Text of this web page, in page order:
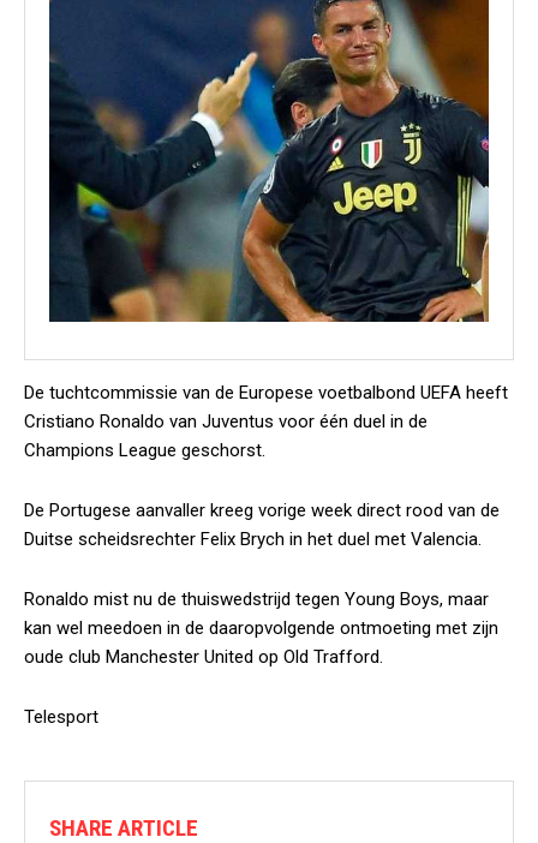
De tuchtcommissie van de Europese voetbalbond UEFA heeft
Cristiano Ronaldo van Juventus voor één duel in de
Champions League geschorst.
De Portugese aanvaller kreeg vorige week direct rood van de
Duitse scheidsrechter Felix Brych in het duel met Valencia.
Ronaldo mist nu de thuiswedstrijd tegen Young Boys, maar
kan wel meedoen in de daaropvolgende ontmoeting met zijn
oude club Manchester United op Old Trafford.
Telesport
SHARE ARTICLE